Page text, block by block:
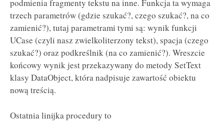
podmienia fragmenty tekstu na inne. Funkcja ta wymaga
trzech parametrów (gdzie szukać?, czego szukać?, na co
zamienić?), tutaj parametrami tymi są: wynik funkcji
UCase (czyli nasz zwielkoliterzony tekst), spacja (czego
szukać?) oraz podkreślnik (na co zamienić?). Wreszcie
końcowy wynik jest przekazywany do metody SetText
klasy DataObject, która nadpisuje zawartość obiektu
nową treścią.
Ostatnia linijka procedury to